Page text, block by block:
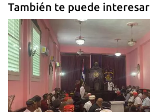
También te puede interesar